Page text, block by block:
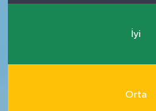
İyi
Orta